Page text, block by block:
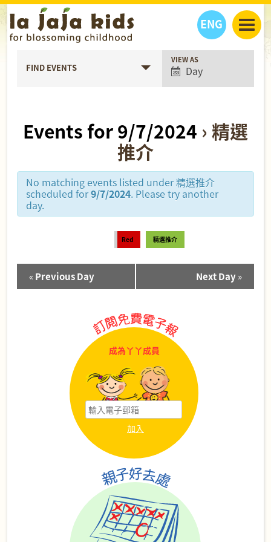
ENG
丫丫看天下
丫丫部落格
人物專題
親子日曆
親子好去處
丫丫之選
學習成長路
關於我們
聯絡
丫丫夥伴 + 友情連接
FIND EVENTS Event
Views
Navigation
VIEW AS
Day
Events for 9/7/2024 › 精選
推介
No matching events listed under 精選推介
scheduled for9/7/2024. Please try another
day.
Red 精選推介
Day
Navigation
« Previous Day Next Day»
成為丫丫成員